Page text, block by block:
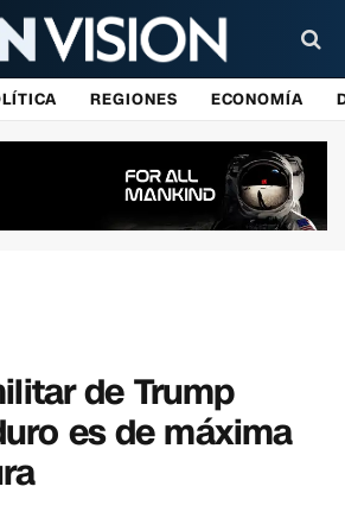
REGIONES ECONOMÍA
de Trump
es de máxima